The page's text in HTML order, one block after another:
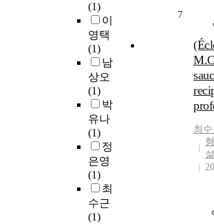
(1)
이
영택
(1)
남
상오
(1)
박
유나
(1)
정
은영
(1)
최
수근
(1)
7
최수